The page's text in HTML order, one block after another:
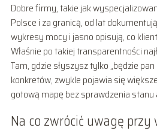
Dobre firmy, takie jak
Polsce i za granicą, od lat
wykresy mocy i jasno opisują, co
Właśnie po takiej transparentności
Tam, gdzie słyszysz tylko „będzie
konkretów, zwykle pojawia się
gotową mapę bez sprawdzenia stanu
Na co zwrócić uwagę